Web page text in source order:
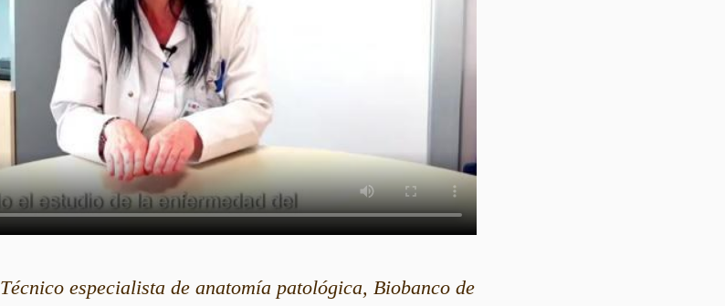
Técnico especialista de anatomía patológica, Biobanco de